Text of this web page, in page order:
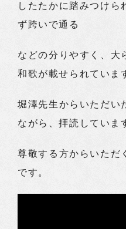
したたかに踏みつけら
ず跨いで通る
などの分りやすく、大
和歌が載せられていま
堀澤先生からいただい
ながら、拝読していま
尊敬する方からいただ
です。